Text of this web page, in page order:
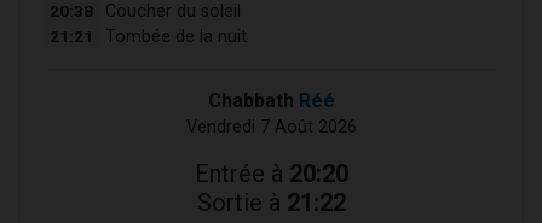
20:38 Coucher du soleil
21:21 Tombée de la nuit
Chabbath Réé
Vendredi 7 Août 2026
Entrée à 20:20
Sortie à 21:22